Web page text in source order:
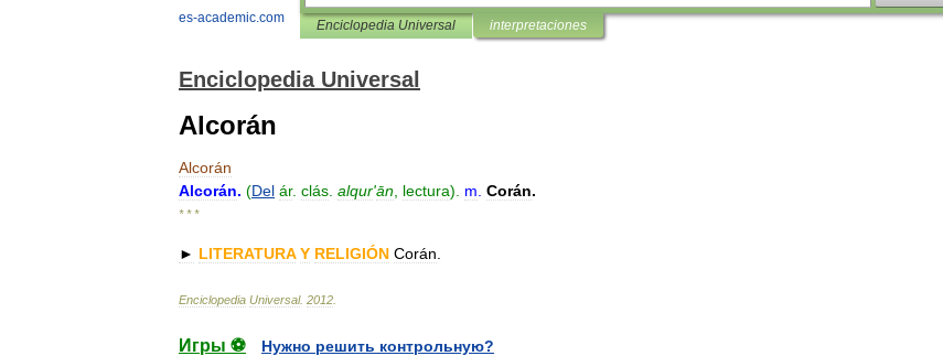
es-academic.com Enciclopedia Universal interpretaciones
Enciclopedia Universal
Alcorán
Alcorán
Alcorán. (Del ár. clás alqur'ān lectura). m Corán.
* * *
► LITERATURA Y RELIGIÓN Corán
Enciclopedia Universal. 2012
Игры ⚽
Нужно решить контрольную?